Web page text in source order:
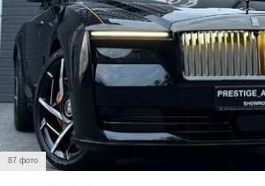
87 фото